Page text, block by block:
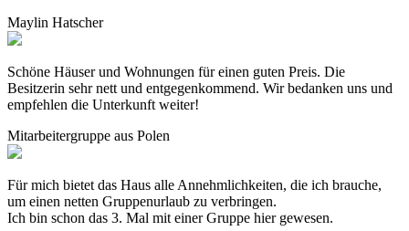
Maylin Hatscher
Schöne Häuser und Wohnungen für einen guten Preis. Die
Besitzerin sehr nett und entgegenkommend. Wir bedanken uns und
empfehlen die Unterkunft weiter!
Mitarbeitergruppe aus Polen
Für mich bietet das Haus alle Annehmlichkeiten, die ich brauche,
um einen netten Gruppenurlaub zu verbringen.
Ich bin schon das 3. Mal mit einer Gruppe hier gewesen.